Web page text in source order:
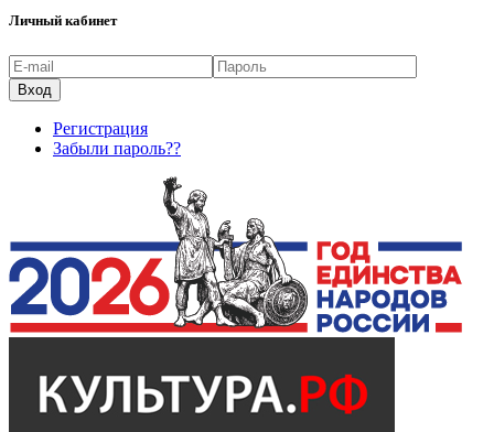
Личный кабинет
Регистрация
Забыли пароль??